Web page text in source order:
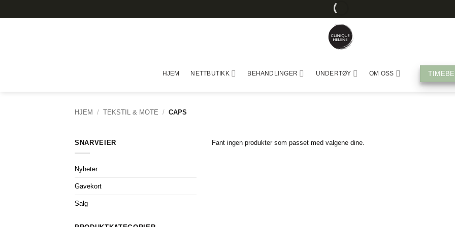
FRAKT
PÅ
ALLE
BESTILLINGER
STØRSTE
HUDPLEIESALONG
FORHANDLER
HJEM NETTBUTIKK BEHANDLINGER UNDERTØY OM OSS
HJEM / TEKSTIL & MOTE / CAPS
SNARVEIER
Nyheter
Gavekort
Salg
Fant ingen produkter som passet med valgene dine.